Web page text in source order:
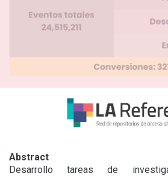
Abstract
Desarrollo tareas de